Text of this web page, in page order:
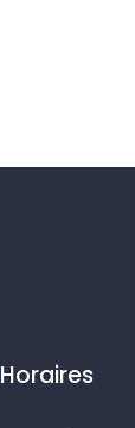
Horaires